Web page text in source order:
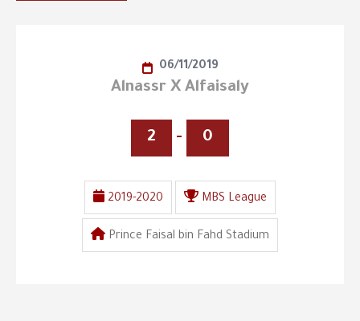
06/11/2019
Alnassr X Alfaisaly
2 - 0
2019-2020 MBS League
Prince Faisal bin Fahd Stadium